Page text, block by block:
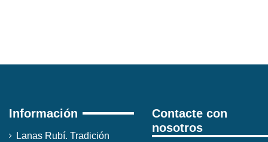
Información
Lanas Rubí. Tradición
Contacte con
nosotros